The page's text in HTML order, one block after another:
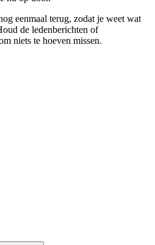
eenmaal terug, zodat je weet wat
de ledenberichten of
niets te hoeven missen.